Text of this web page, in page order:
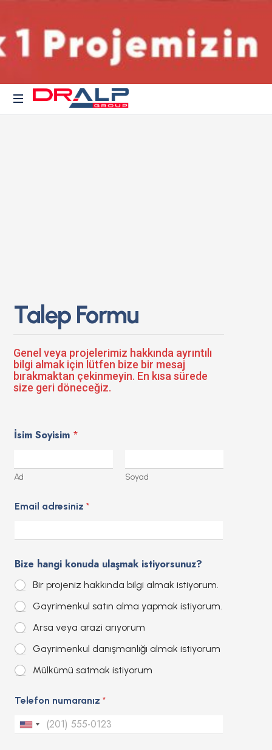
Talep Formu
Genel veya projelerimiz hakkında ayrıntılı
bilgi almak için lütfen bize bir mesaj
bırakmaktan çekinmeyin. En kısa sürede
size geri döneceğiz.
İsim Soyisim *
Ad Soyad
Email adresiniz*
Bize hangi konuda ulaşmak istiyorsunuz?
Bir projeniz hakkında bilgi almak istiyorum.
Gayrimenkul satın alma yapmak istiyorum.
Arsa veya arazi arıyorum
Gayrimenkul danışmanlığı almak istiyorum
Mülkümü satmak istiyorum
Telefon numaranız*
U